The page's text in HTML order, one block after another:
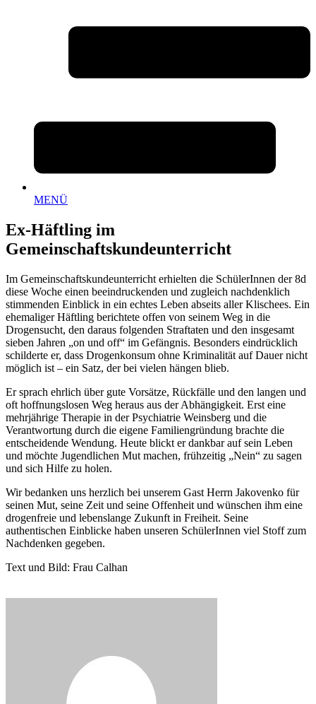
MENÜ
Ex-Häftling im
Gemeinschaftskundeunterricht
Im Gemeinschaftskundeunterricht erhielten die SchülerInnen der 8d
diese Woche einen beeindruckenden und zugleich nachdenklich
stimmenden Einblick in ein echtes Leben abseits aller Klischees. Ein
ehemaliger Häftling berichtete offen von seinem Weg in die
Drogensucht, den daraus folgenden Straftaten und den insgesamt
sieben Jahren „on und off“ im Gefängnis. Besonders eindrücklich
schilderte er, dass Drogenkonsum ohne Kriminalität auf Dauer nicht
möglich ist – ein Satz, der bei vielen hängen blieb.
Er sprach ehrlich über gute Vorsätze, Rückfälle und den langen und
oft hoffnungslosen Weg heraus aus der Abhängigkeit. Erst eine
mehrjährige Therapie in der Psychiatrie Weinsberg und die
Verantwortung durch die eigene Familiengründung brachte die
entscheidende Wendung. Heute blickt er dankbar auf sein Leben
und möchte Jugendlichen Mut machen, frühzeitig „Nein“ zu sagen
und sich Hilfe zu holen.
Wir bedanken uns herzlich bei unserem Gast Herrn Jakovenko für
seinen Mut, seine Zeit und seine Offenheit und wünschen ihm eine
drogenfreie und lebenslange Zukunft in Freiheit. Seine
authentischen Einblicke haben unseren SchülerInnen viel Stoff zum
Nachdenken gegeben.
Text und Bild: Frau Calhan